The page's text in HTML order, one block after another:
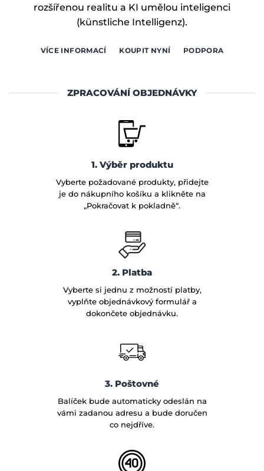
rozšířenou realitu a KI umělou inteligenci
(künstliche Intelligenz).
VÍCE INFORMACÍ KOUPIT NYNÍ PODPORA
ZPRACOVÁNÍ OBJEDNÁVKY
1. Výběr produktu
Vyberte požadované produkty, přidejte
je do nákupního košíku a klikněte na
„Pokračovat k pokladně“.
2. Platba
Vyberte si jednu z možností platby,
vyplňte objednávkový formulář a
dokončete objednávku.
3. Poštovné
Balíček bude automaticky odeslán na
vámi zadanou adresu a bude doručen
co nejdříve.